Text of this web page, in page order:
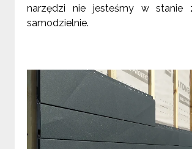
narzędzi nie jesteśmy w stanie
samodzielnie.